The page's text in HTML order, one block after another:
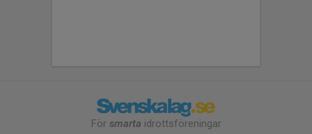
För smarta idrottsföreningar